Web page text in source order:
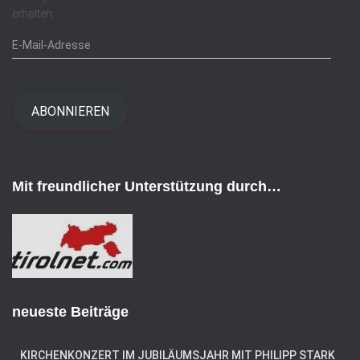
erhalten.
E
-
d
e
s
e
ABONNIEREN
Mit freundlicher Unterstützung durch…
neueste Beiträge
KIRCHENKONZERT IM JUBILÄUMSJAHR MIT PHILIPP STARK